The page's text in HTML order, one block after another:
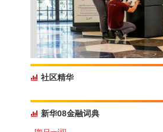
菲律宾：防疫降级
社区精华
新华08金融词典